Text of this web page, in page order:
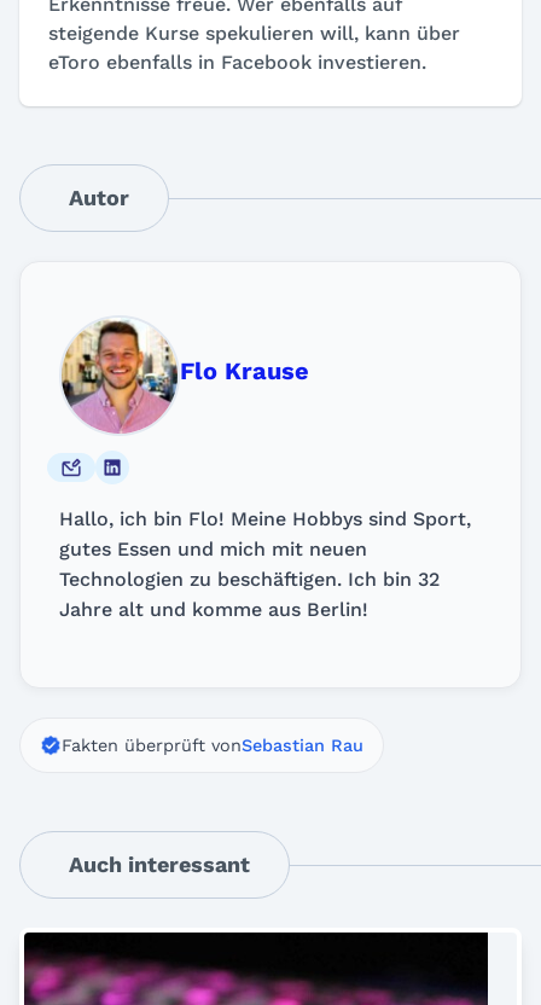
steigende Kurse spekulieren will, kann über
eToro ebenfalls in Facebook investieren.
Autor
Flo Krause
Hallo, ich bin Flo! Meine Hobbys sind Sport,
gutes Essen und mich mit neuen
Technologien zu beschäftigen. Ich bin 32
Jahre alt und komme aus Berlin!
Fakten überprüft vonSebastian Rau
Auch interessant